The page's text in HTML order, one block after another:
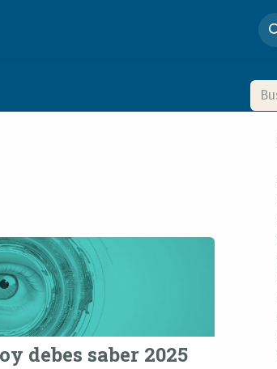
debes saber 2025